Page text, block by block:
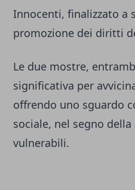
Innocenti, finalizzato a
promozione dei diritti
Le due mostre,
significativa per
offrendo uno sguardo
sociale, nel segno
vulnerabili.